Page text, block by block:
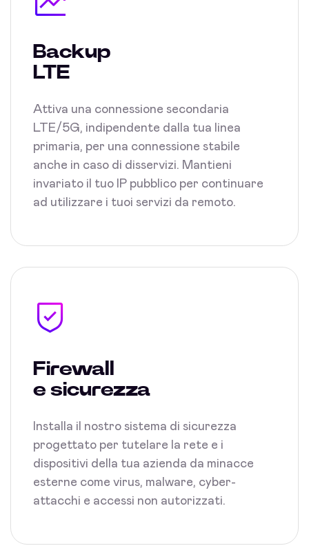
Backup
LTE
Attiva una connessione secondaria
LTE/5G, indipendente dalla tua linea
primaria, per una connessione stabile
anche in caso di disservizi. Mantieni
invariato il tuo IP pubblico per continuare
ad utilizzare i tuoi servizi da remoto.
Firewall
e sicurezza
Installa il nostro sistema di sicurezza
progettato per tutelare la rete e i
dispositivi della tua azienda da minacce
esterne come virus, malware, cyber-
attacchi e accessi non autorizzati.